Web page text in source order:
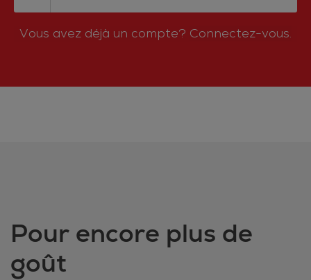
Vous avez déjà un compte? Connectez-vous.
Pour encore plus de
goût